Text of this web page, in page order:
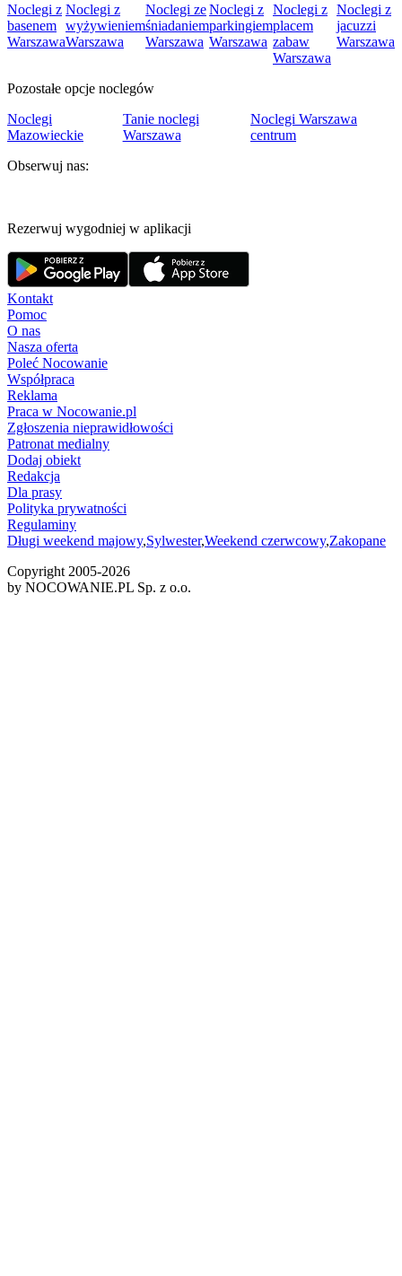
Noclegi z
basenem
Warszawa
Noclegi z
wyżywieniem
Warszawa
Noclegi ze
śniadaniem
Warszawa
Noclegi z
parkingiem
Warszawa
Noclegi z
placem
zabaw
Warszawa
Noclegi z
jacuzzi
Warszawa
Pozostałe opcje noclegów
Noclegi
Mazowieckie
Tanie noclegi
Warszawa
Noclegi Warszawa
centrum
Obserwuj nas:
Rezerwuj wygodniej w aplikacji
Kontakt
Pomoc
O nas
Nasza oferta
Poleć Nocowanie
Współpraca
Reklama
Praca w Nocowanie.pl
Zgłoszenia nieprawidłowości
Patronat medialny
Dodaj obiekt
Redakcja
Dla prasy
Polityka prywatności
Regulaminy
Długi weekend majowy,Sylwester,Weekend czerwcowy,Zakopane
Copyright 2005-2026
by NOCOWANIE.PL Sp. z o.o.